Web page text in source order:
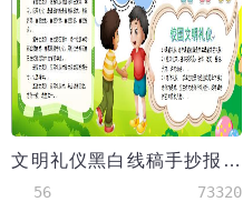
文明礼仪黑白线稿手抄报word模板
56 73320